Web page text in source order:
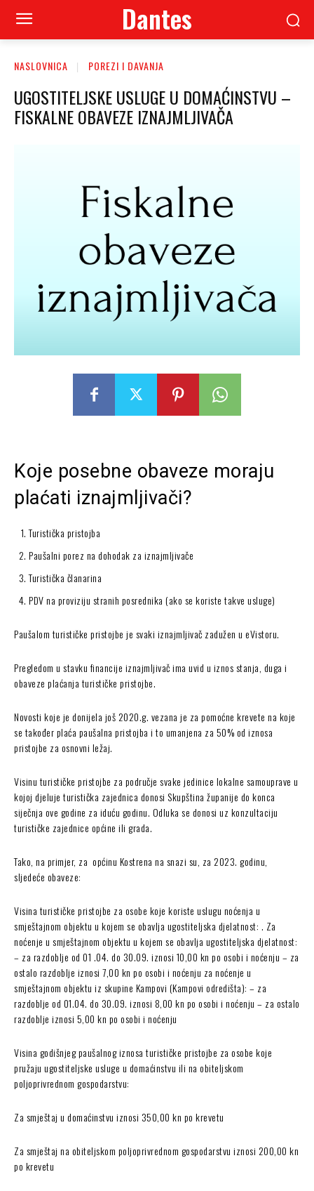
Dantes
NASLOVNICA POREZI I DAVANJA
UGOSTITELJSKE USLUGE U DOMAĆINSTVU –
FISKALNE OBAVEZE IZNAJMLJIVAČA
Koje posebne obaveze moraju
plaćati iznajmljivači?
Turistička pristojba
Paušalni porez na dohodak za iznajmljivače
Turistička članarina
PDV na proviziju stranih posrednika (ako se koriste takve usluge)
Paušalom turističke pristojbe je svaki iznajmljivač zadužen u eVistoru.
Pregledom u stavku financije iznajmljivač ima uvid u iznos stanja, duga i
obaveze plaćanja turističke pristojbe.
Novosti koje je donijela još 2020.g. vezana je za pomoćne krevete na koje
se također plaća paušalna pristojba i to umanjena za 50% od iznosa
pristojbe za osnovni ležaj.
Visinu turističke pristojbe za područje svake jedinice lokalne samouprave u
kojoj djeluje turistička zajednica donosi Skupština županije do konca
siječnja ove godine za iduću godinu. Odluka se donosi uz konzultaciju
turističke zajednice općine ili grada.
Tako, na primjer, za općinu Kostrena na snazi su, za 2023. godinu,
sljedeće obaveze:
Visina turističke pristojbe za osobe koje koriste uslugu noćenja u
smještajnom objektu u kojem se obavlja ugostiteljska djelatnost: . Za
noćenje u smještajnom objektu u kojem se obavlja ugostiteljska djelatnost:
– za razdoblje od 01 .04. do 30.09. iznosi 10,00 kn po osobi i noćenju – za
ostalo razdoblje iznosi 7,00 kn po osobi i noćenju za noćenje u
smještajnom objektu iz skupine Kampovi (Kampovi odredišta): – za
razdoblje od 01.04. do 30.09. iznosi 8,00 kn po osobi i noćenju – za ostalo
razdoblje iznosi 5,00 kn po osobi i noćenju
Visina godišnjeg paušalnog iznosa turističke pristojbe za osobe koje
pružaju ugostiteljske usluge u domaćinstvu ili na obiteljskom
poljoprivrednom gospodarstvu:
Za smještaj u domaćinstvu iznosi 350,00 kn po krevetu
Za smještaj na obiteljskom poljoprivrednom gospodarstvu iznosi 200,00 kn
po krevetu